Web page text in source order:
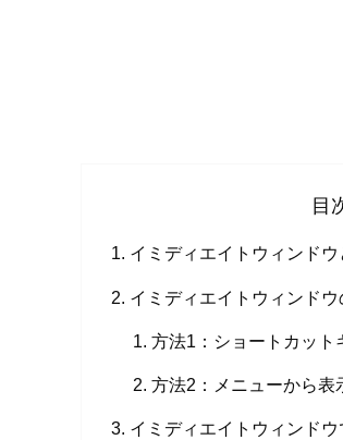
目
イミディエイトウィンドウ
イミディエイトウィンド
方法1：ショートカット
方法2：メニューから表
イミディエイトウィンド